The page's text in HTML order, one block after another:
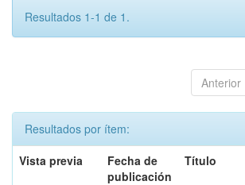
Resultados 1-1 de 1.
Anterior
Resultados por ítem:
Vista previa
Fecha de
publicación
Título